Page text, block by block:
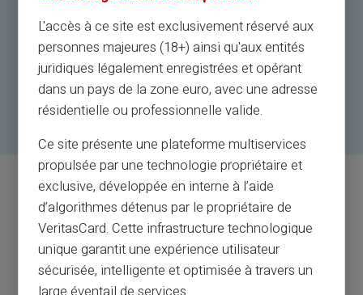
КЛУБ VERITAS CARD
L'accès à ce site est exclusivement réservé aux
personnes majeures (18+) ainsi qu'aux entités
juridiques légalement enregistrées et opérant
dans un pays de la zone euro, avec une adresse
résidentielle ou professionnelle valide.
Ce site présente une plateforme multiservices
propulsée par une technologie propriétaire et
exclusive, développée en interne à l’aide
d’algorithmes détenus par le propriétaire de
VeritasCard. Cette infrastructure technologique
unique garantit une expérience utilisateur
sécurisée, intelligente et optimisée à travers un